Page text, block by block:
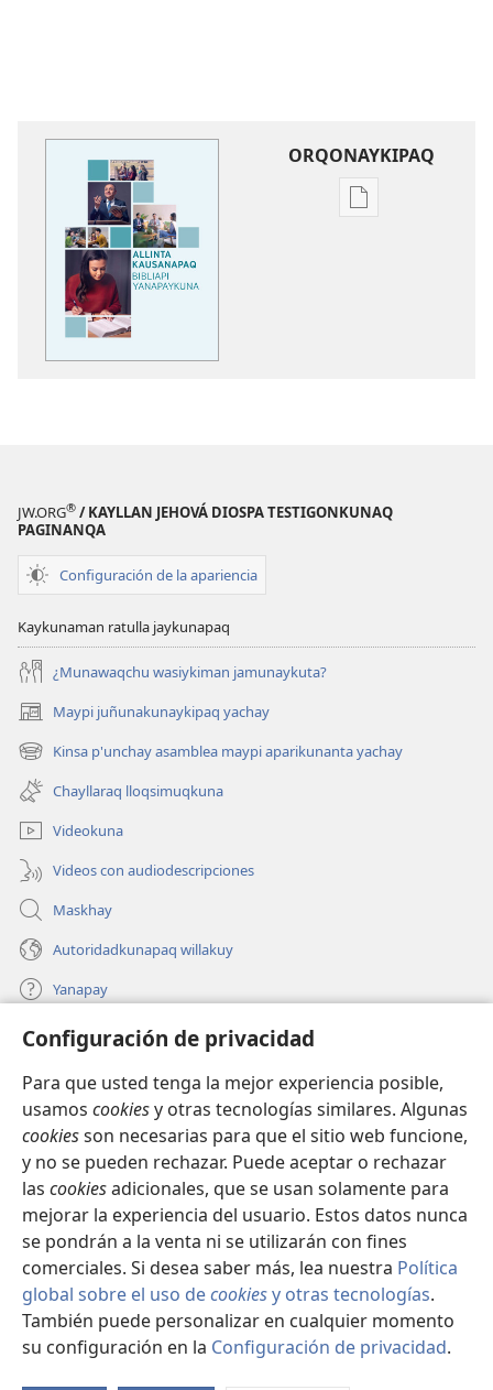
Configuración de privacidad
Para que usted tenga la mejor experiencia posible,
usamos cookiesy otras tecnologías similares. Algunas
cookiesson necesarias para que el sitio web funcione,
y no se pueden rechazar. Puede aceptar o rechazar
las cookiesadicionales, que se usan solamente para
mejorar la experiencia del usuario. Estos datos nunca
se pondrán a la venta ni se utilizarán con fines
comerciales. Si desea saber más, lea nuestra Política
global sobre el uso decookiesy otras tecnologías.
También puede personalizar en cualquier momento
su configuración en la Configuración de privacidad.
ORQONAYKIPAQ
Kaypi
JW.ORG® / KAYLLAN JEHOVÁ DIOSPA TESTIGONKUNAQ
PAGINANQA
Configuración de la apariencia
Kaykunaman ratulla jaykunapaq
¿Munawaqchu wasiykiman jamunaykuta?
Maypi juñunakunaykipaq yachay
(abre
una
nueva
ventana)
Kinsa p'unchay asamblea maypi aparikunanta yachay
(abre
una
nueva
ventana)
Chayllaraq lloqsimuqkuna
Videokuna
Videos con audiodescripciones
Maskhay
Autoridadkunapaq willakuy
Yanapay
Donacionta churanapaq
una
nueva
ventana)
INTERNETPI QELQANCHISKUNA Watchtower™
(abre
una
nueva
ventana)
JW Hub
(abre
una
nueva
ventana)
JW Library ®
Copyright© 2026 Watch Tower Bible and Tract Society of Pennsylvania.
IMATAN RUWAWAQ IMATAN MANA
|
DATOSKUNATA
WAQAYCHASQAYKUMANTA |CONFIGURACIÓN DE PRIVACIDAD